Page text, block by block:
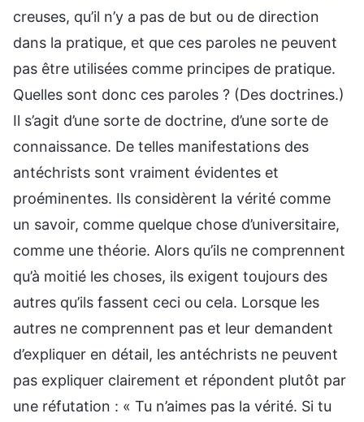
creuses, qu’il n’y a pas de but ou de direction
dans la pratique, et que ces paroles ne peuvent
pas être utilisées comme principes de pratique.
Quelles sont donc ces paroles ? (Des doctrines.)
Il s’agit d’une sorte de doctrine, d’une sorte de
connaissance. De telles manifestations des
antéchrists sont vraiment évidentes et
proéminentes. Ils considèrent la vérité comme
un savoir, comme quelque chose d’universitaire,
comme une théorie. Alors qu’ils ne comprennent
qu’à moitié les choses, ils exigent toujours des
autres qu’ils fassent ceci ou cela. Lorsque les
autres ne comprennent pas et leur demandent
d’expliquer en détail, les antéchrists ne peuvent
pas expliquer clairement et répondent plutôt par
une réfutation : « Tu n’aimes pas la vérité. Si tu